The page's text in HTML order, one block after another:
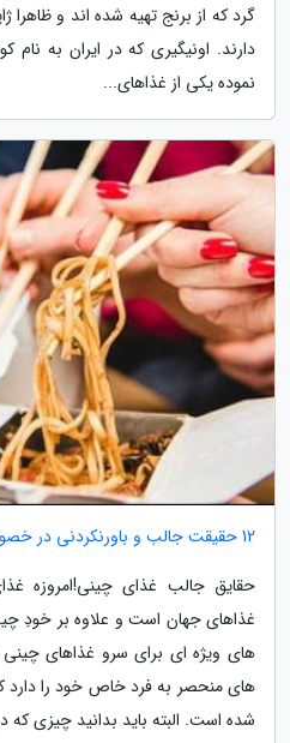
گرد که از برنج تهیه شده اند و ظاهرا
دارند. اونیگیری که در ایران به نام
نموده یکی از غذاهای...
12 حقیقت جالب و باورنکردنی در خصوص غذای چینی
حقایق جالب غذای چینی!امروزه
غذاهای جهان است و علاوه بر خودِ
های ویژه ای برای سرو غذاهای
های منحصر به فرد خاص خود را
شده است. البته باید بدانید چیزی که